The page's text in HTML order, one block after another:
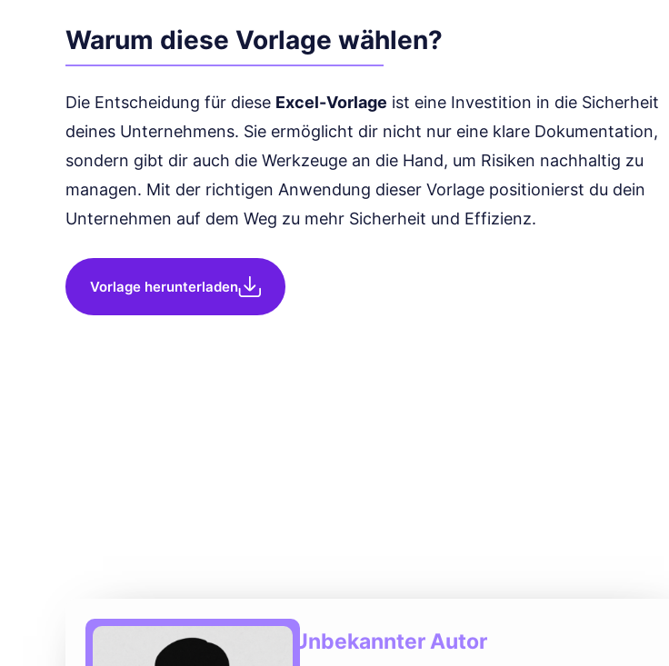
Warum diese Vorlage wählen?
Die Entscheidung für diese Excel-Vorlage ist eine Investition in die Sicherheit
deines Unternehmens. Sie ermöglicht dir nicht nur eine klare Dokumentation,
sondern gibt dir auch die Werkzeuge an die Hand, um Risiken nachhaltig zu
managen. Mit der richtigen Anwendung dieser Vorlage positionierst du dein
Unternehmen auf dem Weg zu mehr Sicherheit und Effizienz.
Vorlage herunterladen
Unbekannter Autor